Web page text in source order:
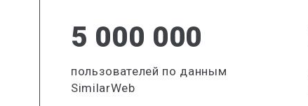
5 000 000
пользователей по данным
SimilarWeb